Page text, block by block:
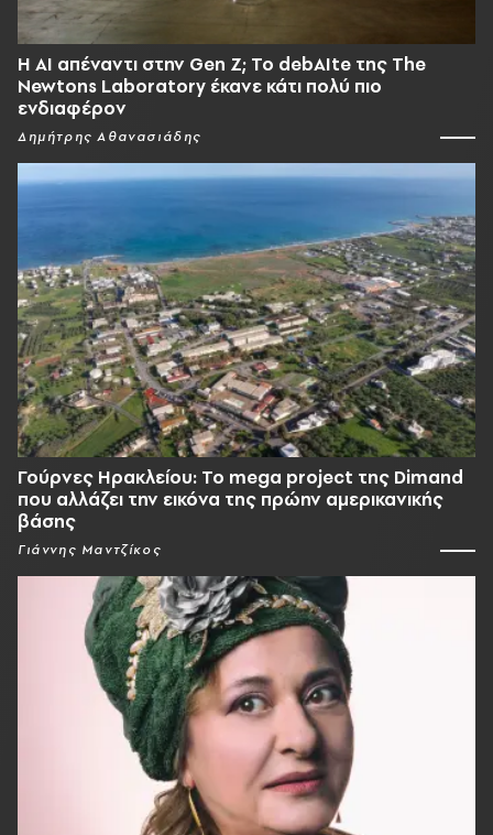
Η AI απέναντι στην Gen Z; Το debAIte της The
Newtons Laboratory έκανε κάτι πολύ πιο
ενδιαφέρον
Δημήτρης Αθανασιάδης
Γούρνες Ηρακλείου: To mega project της Dimand
που αλλάζει την εικόνα της πρώην αμερικανικής
βάσης
Γιάννης Μαντζίκος